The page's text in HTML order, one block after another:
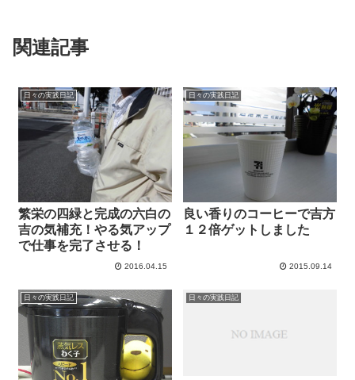
関連記事
日々の実践日記
繁栄の四緑と完成の六白の
吉の気補充！やる気アップ
で仕事を完了させる！
2016.04.15
日々の実践日記
良い香りのコーヒーで吉方
１２倍ゲットしました
2015.09.14
日々の実践日記 日々の実践日記